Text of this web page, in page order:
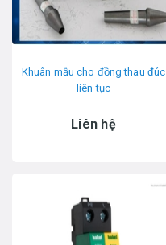
Khuân mẫu cho đồng thau đúc
liên tục
Liên hệ